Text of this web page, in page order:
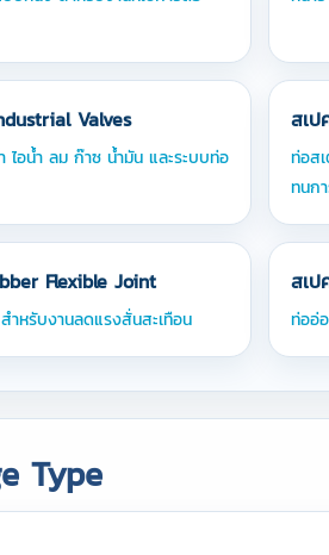
Valves
ไอน้ำ ลม ก๊าซ น้ำมัน และระบบท่อ
สเป
ท่อส
ทนก
Flexible Joint
หรับงานลดแรงสั่นสะเทือน
สเป
ท่ออ่
Type